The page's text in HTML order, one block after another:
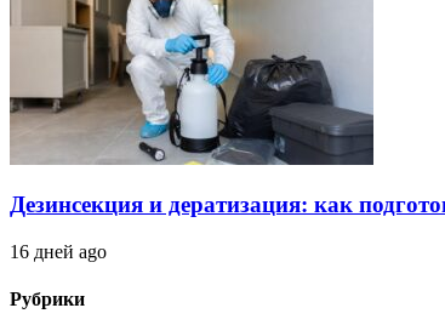
Дезинсекция и дератизация: как
16 дней ago
Рубрики